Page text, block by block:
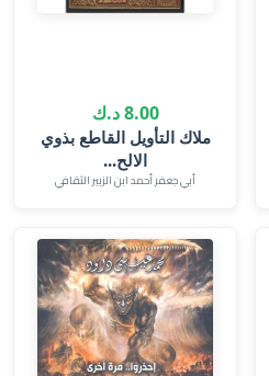
8.00 د.ك
ملاك التأويل القاطع بذوي
الالح...
أبي جعفر أحمد ابن الزبير الثقافي‎